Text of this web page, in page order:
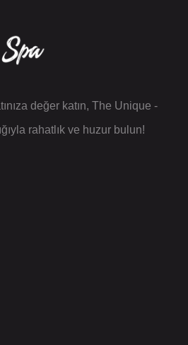
değer katın, The Unique -
rahatlık ve huzur bulun!